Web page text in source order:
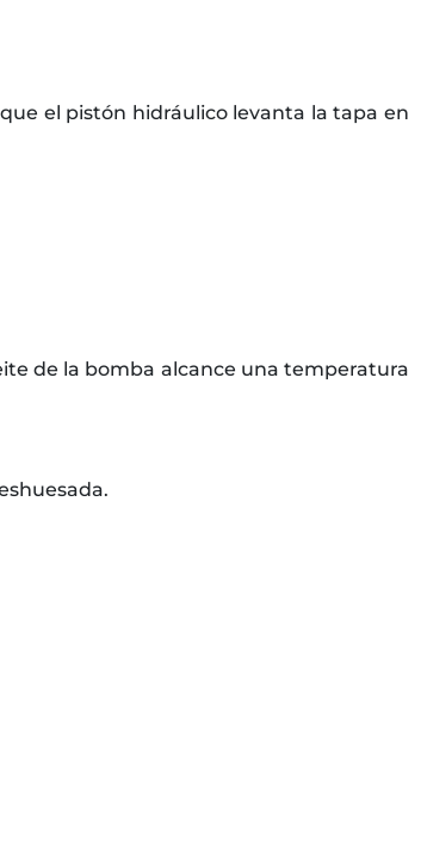
el pistón hidráulico levanta la tapa en
de la bomba alcance una temperatura